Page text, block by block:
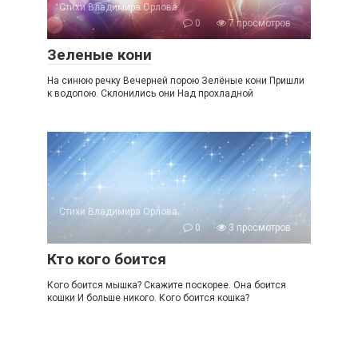
Стихи Владимира Орлова
0
7 просмотров
Зеленые кони
На синюю речку Вечерней порою Зелёные кони Пришли
к водопою. Склонились они Над прохладной
Стихи Владимира Орлова
0
3 просмотров
Кто кого боится
Кого боится мышка? Скажите поскорее. Она боится
кошки И больше никого. Кого боится кошка?